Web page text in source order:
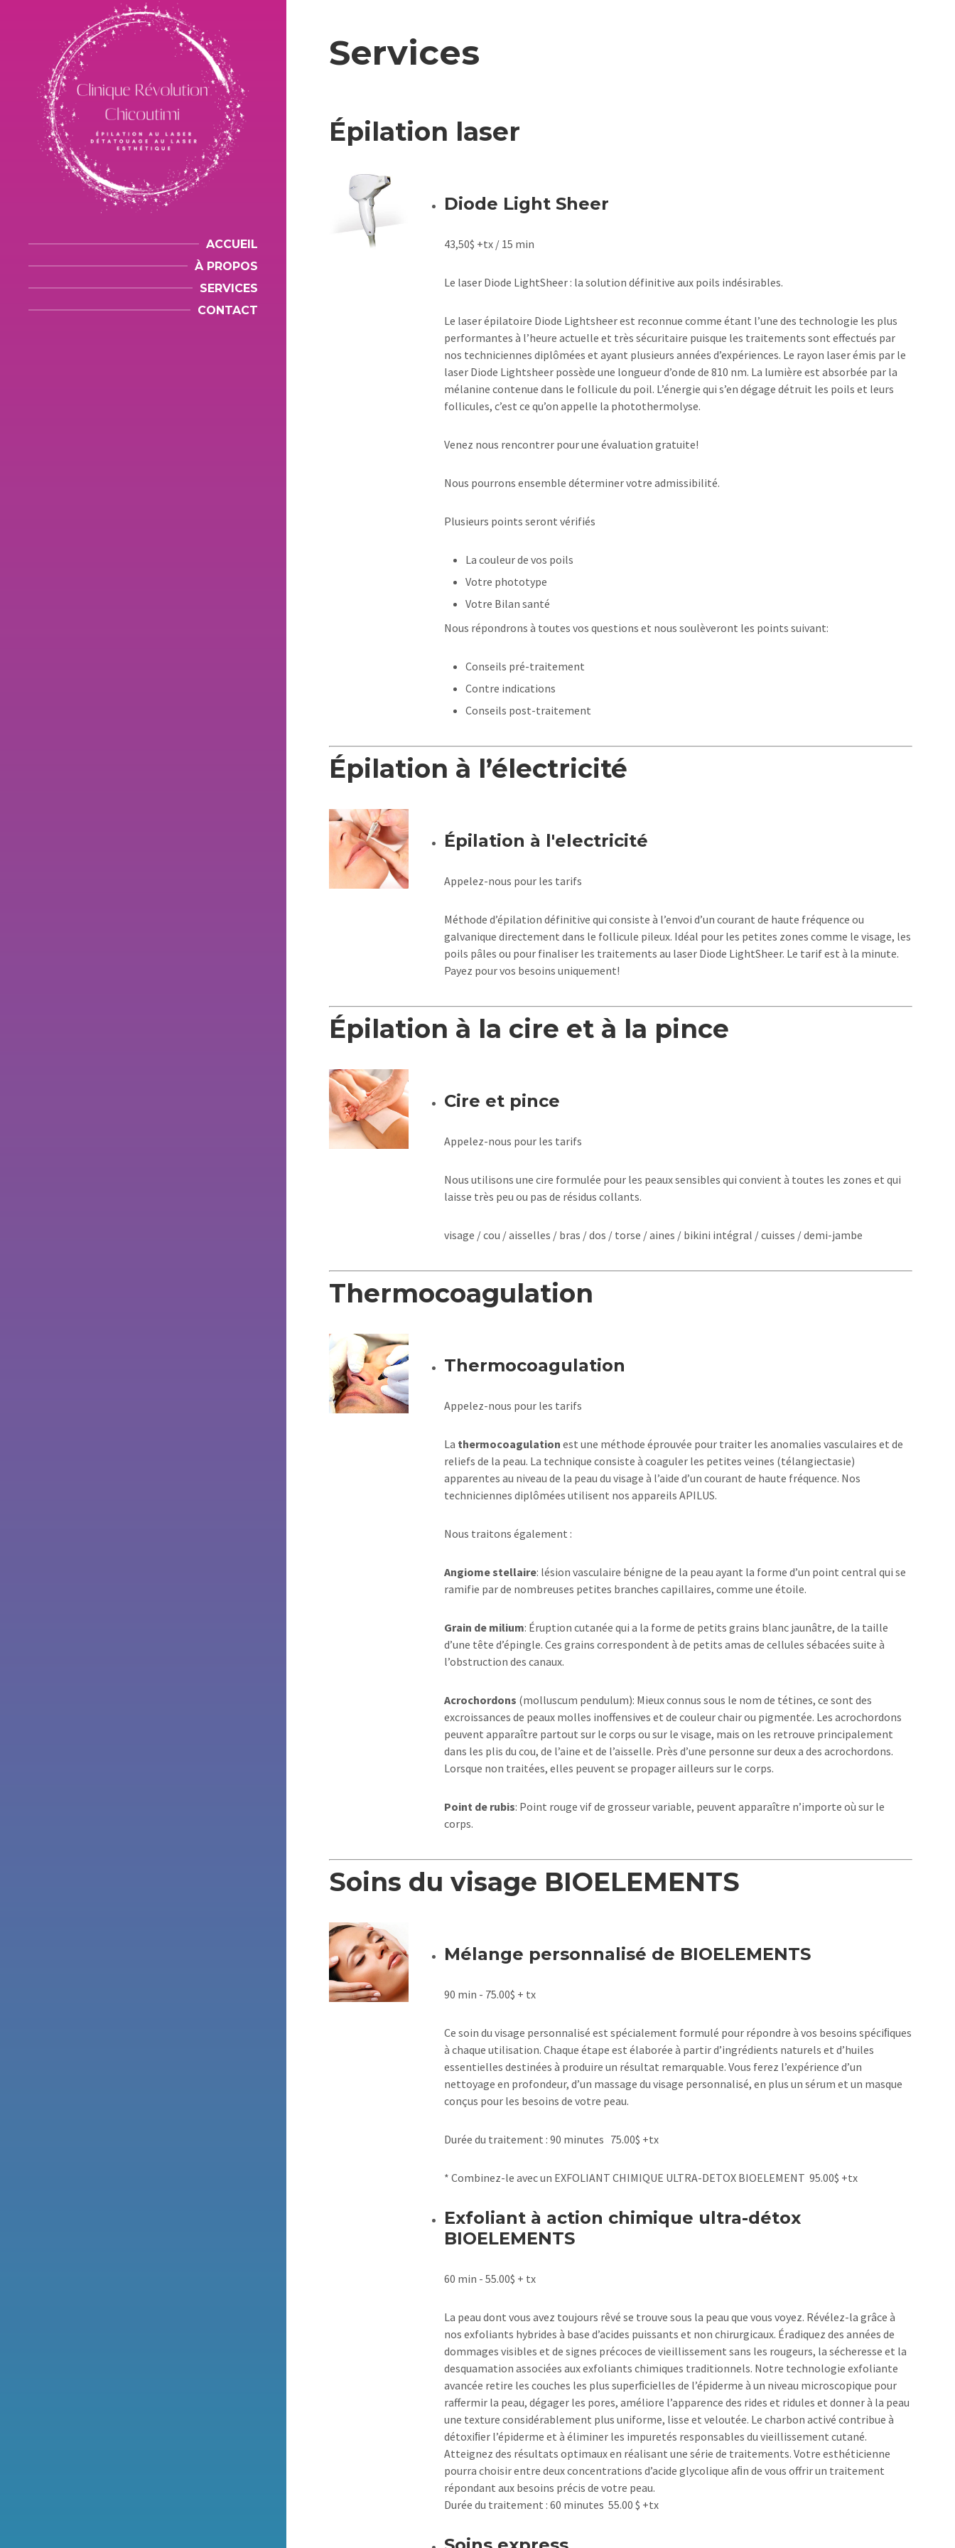
ACCUEIL
À PROPOS
SERVICES
CONTACT
Services
Épilation laser
Diode Light Sheer
43,50$ +tx / 15 min
Le laser Diode LightSheer : la solution définitive aux poils indésirables.
Le laser épilatoire Diode Lightsheer est reconnue comme étant l’une des technologie les plus
performantes à l’heure actuelle et très sécuritaire puisque les traitements sont effectués par
nos techniciennes diplômées et ayant plusieurs années d’expériences. Le rayon laser émis par le
laser Diode Lightsheer possède une longueur d’onde de 810 nm. La lumière est absorbée par la
mélanine contenue dans le follicule du poil. L’énergie qui s’en dégage détruit les poils et leurs
follicules, c’est ce qu’on appelle la photothermolyse.
Venez nous rencontrer pour une évaluation gratuite!
Nous pourrons ensemble déterminer votre admissibilité.
Plusieurs points seront vérifiés
La couleur de vos poils
Votre phototype
Votre Bilan santé
Nous répondrons à toutes vos questions et nous soulèveront les points suivant:
Conseils pré-traitement
Contre indications
Conseils post-traitement
Épilation à l’électricité
Épilation à l'electricité
Appelez-nous pour les tarifs
Méthode d’épilation définitive qui consiste à l’envoi d’un courant de haute fréquence ou
galvanique directement dans le follicule pileux. Idéal pour les petites zones comme le visage, les
poils pâles ou pour finaliser les traitements au laser Diode LightSheer. Le tarif est à la minute.
Payez pour vos besoins uniquement!
Épilation à la cire et à la pince
Cire et pince
Appelez-nous pour les tarifs
Nous utilisons une cire formulée pour les peaux sensibles qui convient à toutes les zones et qui
laisse très peu ou pas de résidus collants.
visage / cou / aisselles / bras / dos / torse / aines / bikini intégral / cuisses / demi-jambe
Thermocoagulation
Thermocoagulation
Appelez-nous pour les tarifs
La thermocoagulation est une méthode éprouvée pour traiter les anomalies vasculaires et de
reliefs de la peau. La technique consiste à coaguler les petites veines (télangiectasie)
apparentes au niveau de la peau du visage à l’aide d’un courant de haute fréquence. Nos
techniciennes diplômées utilisent nos appareils APILUS.
Nous traitons également :
Angiome stellaire: lésion vasculaire bénigne de la peau ayant la forme d’un point central qui se
ramifie par de nombreuses petites branches capillaires, comme une étoile.
Grain de milium: Éruption cutanée qui a la forme de petits grains blanc jaunâtre, de la taille
d’une tête d’épingle. Ces grains correspondent à de petits amas de cellules sébacées suite à
l’obstruction des canaux.
Acrochordons (molluscum pendulum): Mieux connus sous le nom de tétines, ce sont des
excroissances de peaux molles inoffensives et de couleur chair ou pigmentée. Les acrochordons
peuvent apparaître partout sur le corps ou sur le visage, mais on les retrouve principalement
dans les plis du cou, de l’aine et de l’aisselle. Près d’une personne sur deux a des acrochordons.
Lorsque non traitées, elles peuvent se propager ailleurs sur le corps.
Point de rubis: Point rouge vif de grosseur variable, peuvent apparaître n’importe où sur le
corps.
Soins du visage BIOELEMENTS
Mélange personnalisé de BIOELEMENTS
90 min - 75.00$ + tx
Ce soin du visage personnalisé est spécialement formulé pour répondre à vos besoins spéciﬁques
à chaque utilisation. Chaque étape est élaborée à partir d’ingrédients naturels et d’huiles
essentielles destinées à produire un résultat remarquable. Vous ferez l’expérience d’un
nettoyage en profondeur, d’un massage du visage personnalisé, en plus un sérum et un masque
conçus pour les besoins de votre peau.
Durée du traitement : 90 minutes 75.00$ +tx
* Combinez-le avec un EXFOLIANT CHIMIQUE ULTRA-DETOX BIOELEMENT 95.00$ +tx
Exfoliant à action chimique ultra-détox
BIOELEMENTS
60 min - 55.00$ + tx
La peau dont vous avez toujours rêvé se trouve sous la peau que vous voyez. Révélez-la grâce à
nos exfoliants hybrides à base d’acides puissants et non chirurgicaux. Éradiquez des années de
dommages visibles et de signes précoces de vieillissement sans les rougeurs, la sécheresse et la
desquamation associées aux exfoliants chimiques traditionnels. Notre technologie exfoliante
avancée retire les couches les plus superﬁcielles de l’épiderme à un niveau microscopique pour
raffermir la peau, dégager les pores, améliore l’apparence des rides et ridules et donner à la peau
une texture considérablement plus uniforme, lisse et veloutée. Le charbon activé contribue à
détoxiﬁer l’épiderme et à éliminer les impuretés responsables du vieillissement cutané.
Atteignez des résultats optimaux en réalisant une série de traitements. Votre esthéticienne
pourra choisir entre deux concentrations d’acide glycolique aﬁn de vous offrir un traitement
répondant aux besoins précis de votre peau.
Durée du traitement : 60 minutes 55.00 $ +tx